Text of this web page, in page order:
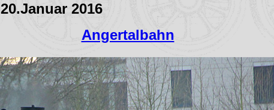
20.Januar 2016
Angertalbahn